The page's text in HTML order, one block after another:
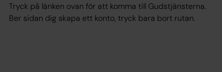
Tryck på länken ovan för att komma till Gudstjänsterna.
Ber sidan dig skapa ett konto, tryck bara bort rutan.